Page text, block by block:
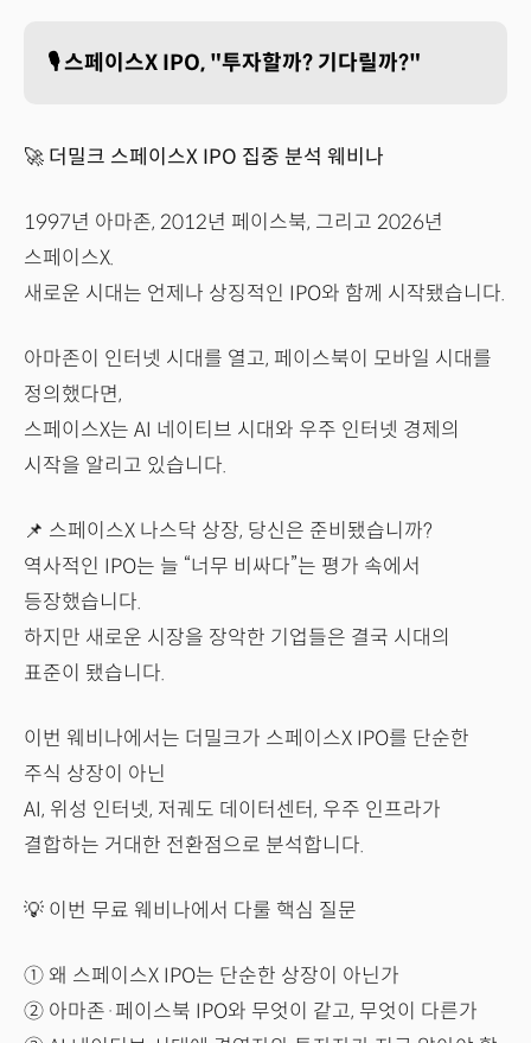
🎙️ 스페이스X IPO, "투자할까? 기다릴까?"
🚀 더밀크 스페이스X IPO 집중 분석 웨비나
1997년 아마존, 2012년 페이스북, 그리고 2026년
스페이스X.
새로운 시대는 언제나 상징적인 IPO와 함께 시작됐습니다.
아마존이 인터넷 시대를 열고, 페이스북이 모바일 시대를
정의했다면,
스페이스X는 AI 네이티브 시대와 우주 인터넷 경제의
시작을 알리고 있습니다.
📌 스페이스X 나스닥 상장, 당신은 준비됐습니까?
역사적인 IPO는 늘 “너무 비싸다”는 평가 속에서
등장했습니다.
하지만 새로운 시장을 장악한 기업들은 결국 시대의
표준이 됐습니다.
이번 웨비나에서는 더밀크가 스페이스X IPO를 단순한
주식 상장이 아닌
AI, 위성 인터넷, 저궤도 데이터센터, 우주 인프라가
결합하는 거대한 전환점으로 분석합니다.
💡 이번 무료 웨비나에서 다룰 핵심 질문
① 왜 스페이스X IPO는 단순한 상장이 아닌가
② 아마존·페이스북 IPO와 무엇이 같고, 무엇이 다른가